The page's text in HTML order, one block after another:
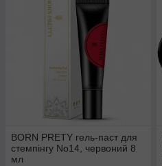
BORN PRETY гель-паст для
стемпінгу No14, червоний 8
мл